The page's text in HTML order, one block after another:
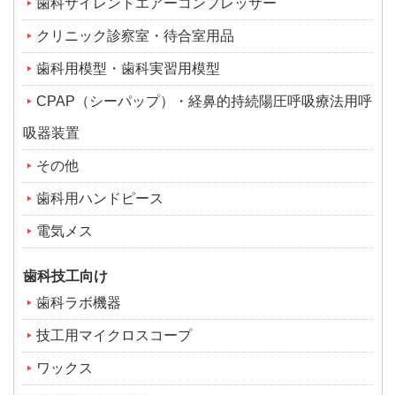
歯科サイレントエアーコンプレッサー
クリニック診察室・待合室用品
歯科用模型・歯科実習用模型
CPAP（シーパップ）・経鼻的持続陽圧呼吸療法用呼
吸器装置
その他
歯科用ハンドピース
電気メス
歯科技工向け
歯科ラボ機器
技工用マイクロスコープ
ワックス